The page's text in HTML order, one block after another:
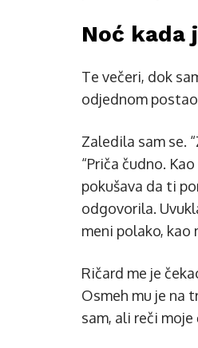
Noć kada
Te večeri, dok
odjednom
Zaledila sam se.
“Priča čudno.
pokušava da ti
odgovorila.
meni polako, kao
Ričard me je
Osmeh mu je na
sam, ali reči